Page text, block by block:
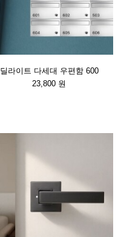
딜라이트 다세대 우편함 600
23,800 원